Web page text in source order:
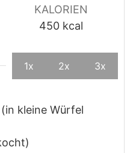
KALORIEN
450 kcal
1x 2x 3x
kleine Würfel